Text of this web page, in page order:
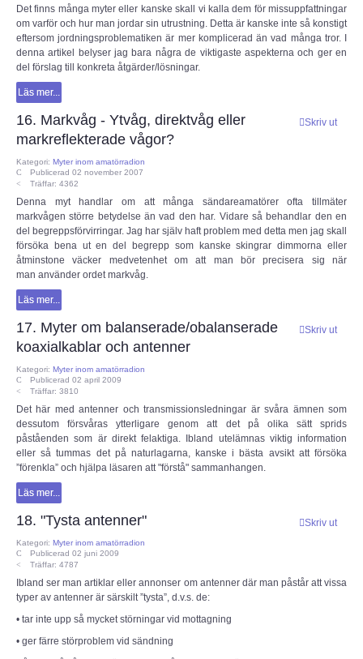
Det finns många myter eller kanske skall vi kalla dem för missuppfattningar
om varför och hur man jordar sin utrustning. Detta är kanske inte så konstigt
eftersom jordningsproblematiken är mer komplicerad än vad många tror. I
denna artikel belyser jag bara några de viktigaste aspekterna och ger en
del förslag till konkreta åtgärder/lösningar.
Läs mer...
Skriv ut
16. Markvåg - Ytvåg, direktvåg eller
markreflekterade vågor?
Kategori: Myter inom amatörradion
Publicerad 02 november 2007
Träffar: 4362
Denna myt handlar om att många sändareamatörer ofta tillmäter
markvågen större betydelse än vad den har. Vidare så behandlar den en
del begreppsförvirringar. Jag har själv haft problem med detta men jag skall
försöka bena ut en del begrepp som kanske skingrar dimmorna eller
åtminstone väcker medvetenhet om att man bör precisera sig när
man använder ordet markvåg.
Läs mer...
Skriv ut
17. Myter om balanserade/obalanserade
koaxialkablar och antenner
Kategori: Myter inom amatörradion
Publicerad 02 april 2009
Träffar: 3810
Det här med antenner och transmissionsledningar är svåra ämnen som
dessutom försvåras ytterligare genom att det på olika sätt sprids
påståenden som är direkt felaktiga. Ibland utelämnas viktig information
eller så tummas det på naturlagarna, kanske i bästa avsikt att försöka
”förenkla” och hjälpa läsaren att "förstå" sammanhangen.
Läs mer...
Skriv ut
18. "Tysta antenner"
Kategori: Myter inom amatörradion
Publicerad 02 juni 2009
Träffar: 4787
Ibland ser man artiklar eller annonser om antenner där man påstår att vissa
typer av antenner är särskilt ”tysta”, d.v.s. de:
• tar inte upp så mycket störningar vid mottagning
• ger färre störproblem vid sändning